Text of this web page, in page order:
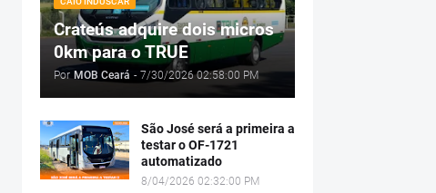
Crateús adquire dois micros
0km para o TRUE
Por MOB Ceará - 7/30/2026 02:58:00 PM
São José será a primeira a
testar o OF-1721
automatizado
8/04/2026 02:32:00 PM